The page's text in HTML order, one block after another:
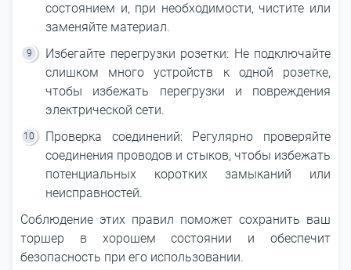
состоянием и, при необходимости, чистите или
заменяйте материал.
Избегайте перегрузки розетки: Не подключайте
слишком много устройств к одной розетке,
чтобы избежать перегрузки и повреждения
электрической сети.
Проверка соединений: Регулярно проверяйте
соединения проводов и стыков, чтобы избежать
потенциальных коротких замыканий или
неисправностей.
Соблюдение этих правил поможет сохранить ваш
торшер в хорошем состоянии и обеспечит
безопасность при его использовании.